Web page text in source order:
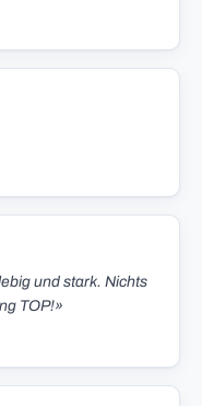
und stark. Nichts
TOP!»